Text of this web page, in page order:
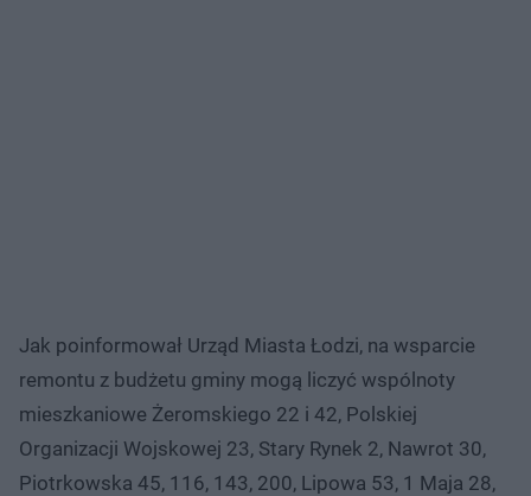
Jak poinformował Urząd Miasta Łodzi, na wsparcie
remontu z budżetu gminy mogą liczyć wspólnoty
mieszkaniowe Żeromskiego 22 i 42, Polskiej
Organizacji Wojskowej 23, Stary Rynek 2, Nawrot 30,
Piotrkowska 45, 116, 143, 200, Lipowa 53, 1 Maja 28,